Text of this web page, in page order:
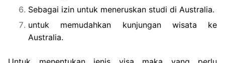
Sebagai izin untuk meneruskan studi di Australia.
untuk memudahkan kunjungan wisata ke
Australia.